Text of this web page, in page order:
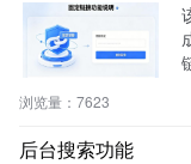
浏览量： 7623
后台搜索功能